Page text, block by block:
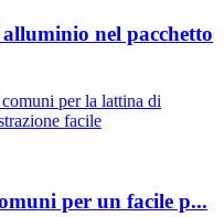
nel pacchetto
per un facile p...